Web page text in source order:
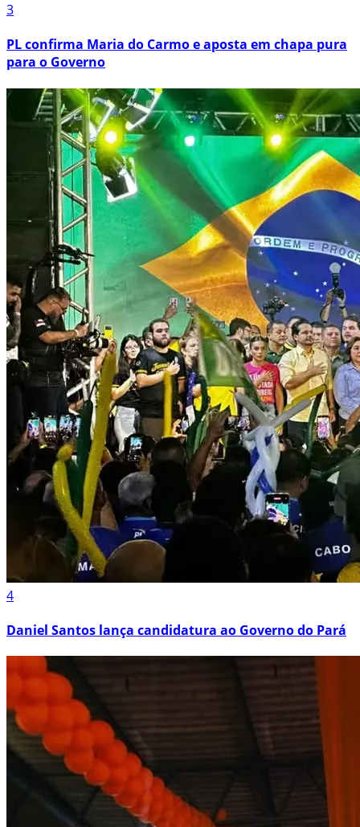
3
PL confirma Maria do Carmo e aposta em chapa pura
para o Governo
4
Daniel Santos lança candidatura ao Governo do Pará